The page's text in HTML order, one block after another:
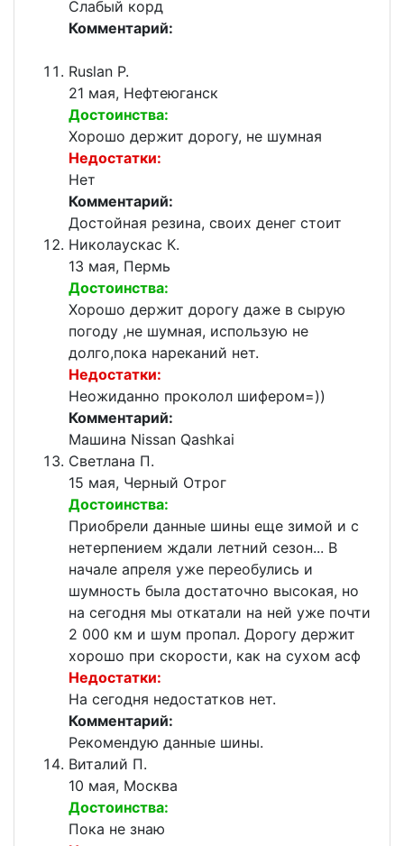
Слабый корд
Комментарий:
Ruslan P.
21 мая, Нефтеюганск
Достоинства:
Хорошо держит дорогу, не шумная
Недостатки:
Нет
Комментарий:
Достойная резина, своих денег стоит
Николаускас К.
13 мая, Пермь
Достоинства:
Хорошо держит дорогу даже в сырую
погоду ,не шумная, использую не
долго,пока нареканий нет.
Недостатки:
Неожиданно проколол шифером=))
Комментарий:
Машина Nissan Qashkai
Светлана П.
15 мая, Черный Отрог
Достоинства:
Приобрели данные шины еще зимой и с
нетерпением ждали летний сезон... В
начале апреля уже переобулись и
шумность была достаточно высокая, но
на сегодня мы откатали на ней уже почти
2 000 км и шум пропал. Дорогу держит
хорошо при скорости, как на сухом асф
Недостатки:
На сегодня недостатков нет.
Комментарий:
Рекомендую данные шины.
Виталий П.
10 мая, Москва
Достоинства:
Пока не знаю